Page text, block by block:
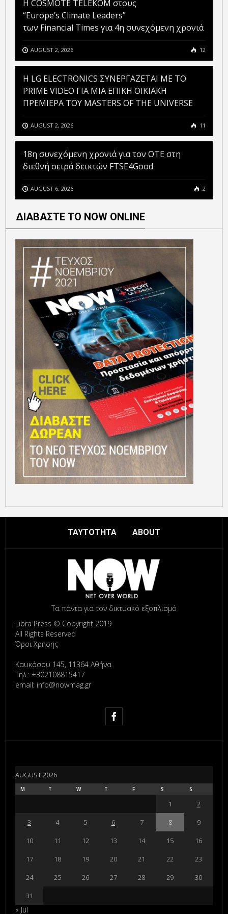
Η COSMOTE TELEKOM στους
“Europe’s Climate Leaders”
των Financial Times για 4η συνεχόμενη χρονιά
AUGUST 2, 2026 12
H LG ELECTRONICS ΣΥΝΕΡΓΑΖΕΤΑΙ ΜΕ ΤΟ
PRIME VIDEO ΓΙΑ ΜΙΑ ΕΠΙΚΗ ΟΙΚΙΑΚΗ
ΠΡΕΜΙΕΡΑ ΤΟΥ MASTERS OF THE UNIVERSE
AUGUST 2, 2026 11
18η συνεχόμενη χρονιά για τον ΟΤΕ στη
διεθνή σειρά δεικτών FTSE4Good
AUGUST 6, 2026 2
ΔΙΑΒΑΣΤΕ ΤΟ NOW ONLINE
ΤΑΥΤΟΤΗΤΑ ABOUT
Τα πάντα για τον δικτυακό εξοπλισμό
Libra Press © Copyright 2019
All Rights Reserved
Όροι Χρήσης
Καυκάσου 145, 11364 Αθήνα
Τηλ.: +302108815417
email: info@nowmag.gr
AUGUST 2026
M T W T F S S
1
2
3
4 5 6 7 8
9
10
11 12 13 14 15
16
17
18 19 20 21 22
23
24
25 26 27 28 29
30
31
« Jul